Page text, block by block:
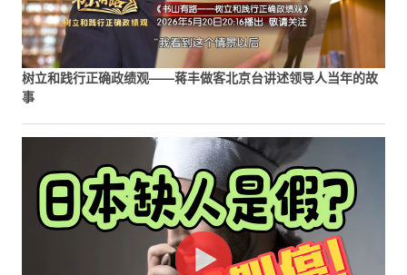
树立和践行正确政绩观——蒋丰做客北京台讲述领导人当年的故
事